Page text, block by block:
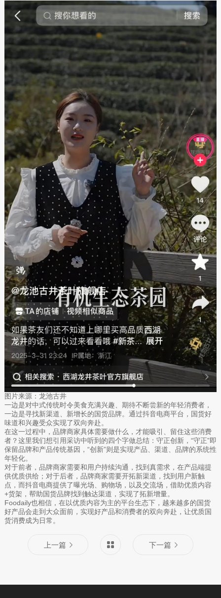
图片来源：龙池古井
一边是对中式传统时令美食充满兴趣、期待不断尝新的年轻消费者，
一边是寻找新渠道、新增长的国货品牌。通过抖音电商平台，国货好
味道和兴趣受众实现了双向奔赴。
在这一过程中，品牌商家具体需要做什么，才能吸引、留住这些消费
者？这里我们想引用采访中听到的四个字做总结：守正创新，“守正”即
保留品牌和产品传统基因，“创新”则是实现产品、渠道、品牌的系统性
年轻化。
对于前者，品牌商家需要和用户持续沟通，找到真需求，在产品端提
供优质供给；对于后者，品牌商家需要开拓新渠道，找到用户新触
点，而抖音电商提供了曝光场、购物场，以及交流场，借助优质内容
+货架，帮助国货品牌找到触达渠道，实现了拓新增量。
Foodaily也相信，在以优质内容为主的平台生态下，越来越多的国货
好产品会走到大众面前，实现好产品和消费者的双向奔赴，让优质国
货消费成为日常。
上一篇 下一篇